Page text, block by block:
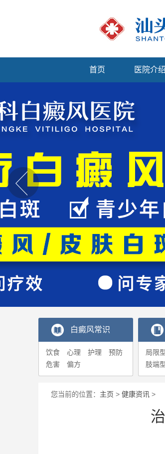
首页 医院介绍
白癜风常识
饮食 心理 护理
预防
危害
偏方
局限
肢端
您当前的位置： 主页 > 健康资讯 >